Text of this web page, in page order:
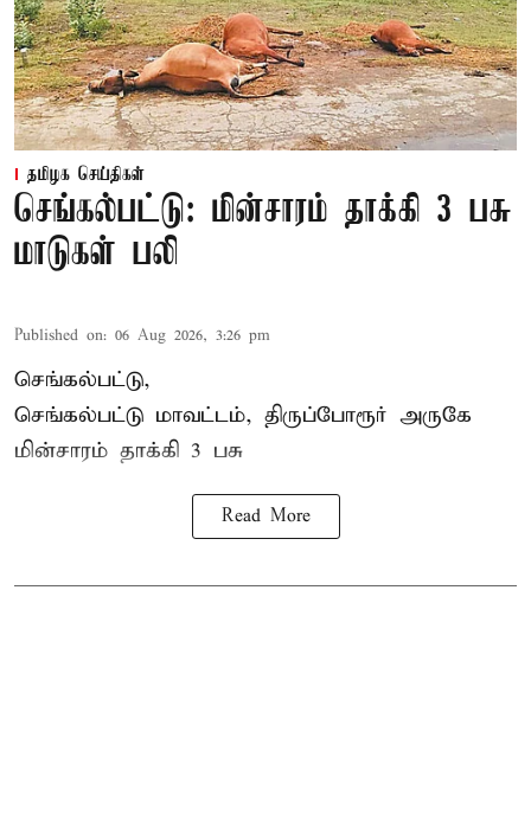
தமிழக செய்திகள்
செங்கல்பட்டு: மின்சாரம் தாக்கி 3 பசு
மாடுகள் பலி
Published on: 06 Aug 2026, 3:26 pm
செங்கல்பட்டு,
செங்கல்பட்டு மாவட்டம், திருப்போரூர் அருகே
மின்சாரம் தாக்கி 3 பசு
Read More